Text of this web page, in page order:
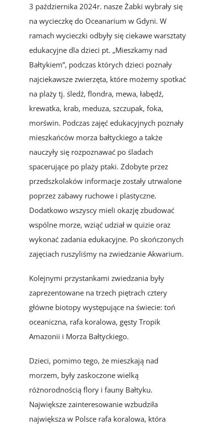
3 października 2024r. nasze Żabki wybrały się
na wycieczkę do Oceanarium w Gdyni. W
ramach wycieczki odbyły się ciekawe warsztaty
edukacyjne dla dzieci pt. „Mieszkamy nad
Bałtykiem”, podczas których dzieci poznały
najciekawsze zwierzęta, które możemy spotkać
na plaży tj. śledź, flondra, mewa, łabędź,
krewatka, krab, meduza, szczupak, foka,
morświn. Podczas zajęć edukacyjnych poznały
mieszkańców morza bałtyckiego a także
nauczyły się rozpoznawać po śladach
spacerujące po plaży ptaki. Zdobyte przez
przedszkolaków informacje zostały utrwalone
poprzez zabawy ruchowe i plastyczne.
Dodatkowo wszyscy mieli okazję zbudować
wspólne morze, wziąć udział w quizie oraz
wykonać zadania edukacyjne. Po skończonych
zajęciach ruszyliśmy na zwiedzanie Akwarium.
Kolejnymi przystankami zwiedzania były
zaprezentowane na trzech piętrach cztery
główne biotopy występujące na świecie: toń
oceaniczna, rafa koralowa, gęsty Tropik
Amazonii i Morza Bałtyckiego.
Dzieci, pomimo tego, że mieszkają nad
morzem, były zaskoczone wielką
różnorodnością flory i fauny Bałtyku.
Największe zainteresowanie wzbudziła
największa w Polsce rafa koralowa, która